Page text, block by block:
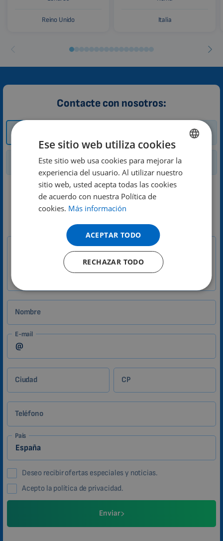
Reino Unido Italia
Contacte con nosotros:
Alquiler Consulta general
Solicitud de sesión de prueba de la
magnetoterapia 3D
1-
Nombre
E-mail
Ciudad CP
Teléfono
País
Deseo recibir ofertas especiales y noticias.
Acepto la política de privacidad.
Enviar
ENGLISH
DUTCH
GERMAN
SPANISH
CATALAN
Ese sitio web utiliza cookies
Este sitio web usa cookies para mejorar la
experiencia del usuario. Al utilizar nuestro
sitio web, usted acepta todas las cookies
de acuerdo con nuestra Política de
cookies. Más información
ACEPTAR TODO
RECHAZAR TODO